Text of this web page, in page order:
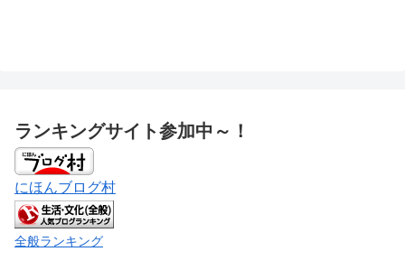
ランキングサイト参加中～！
にほんブログ村
全般ランキング